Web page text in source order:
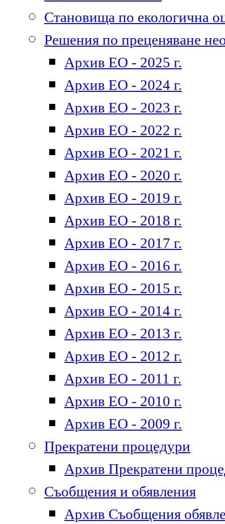
Становища по екологична
Решения по преценяване
Архив ЕО - 2025 г.
Архив ЕО - 2024 г.
Архив ЕО - 2023 г.
Архив ЕО - 2022 г.
Архив ЕО - 2021 г.
Архив ЕО - 2020 г.
Архив ЕО - 2019 г.
Архив ЕО - 2018 г.
Архив ЕО - 2017 г.
Архив ЕО - 2016 г.
Архив ЕО - 2015 г.
Архив ЕО - 2014 г.
Архив ЕО - 2013 г.
Архив ЕО - 2012 г.
Архив ЕО - 2011 г.
Архив ЕО - 2010 г.
Архив ЕО - 2009 г.
Прекратени процедури
Архив Прекратени
Съобщения и обявления
Архив Съобщения